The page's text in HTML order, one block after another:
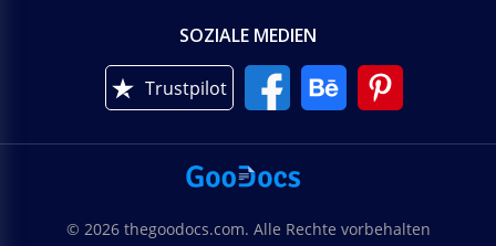
SOZIALE MEDIEN
Trustpilot
© 2026 thegoodocs.com. Alle Rechte vorbehalten